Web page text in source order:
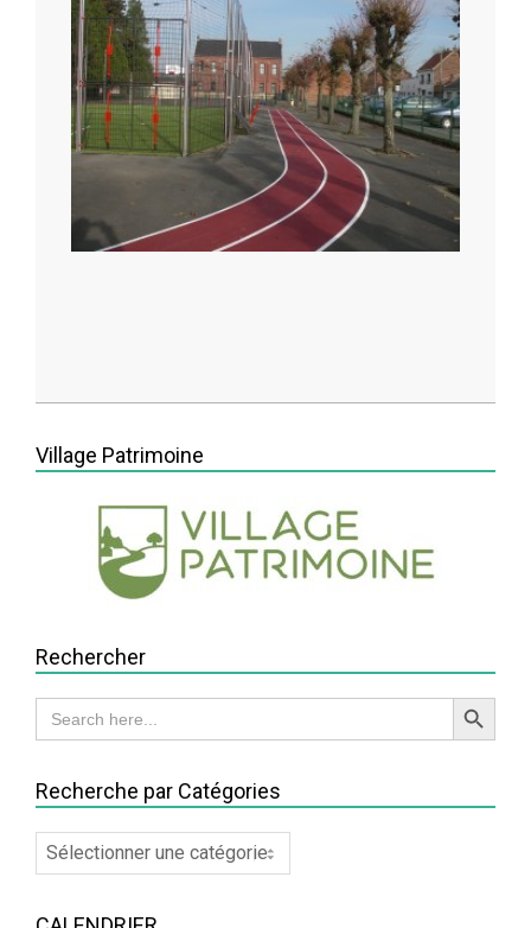
2014-
25
Village Patrimoine
Rechercher
Search
for:
Search Button
Recherche par Catégories
Recherche
par